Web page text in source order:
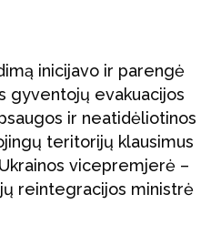
inicijavo ir parengė
gyventojų evakuacijos
ir neatidėliotinos
teritorijų klausimus
vicepremjerė –
reintegracijos ministrė